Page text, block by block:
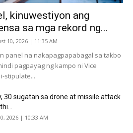
kinuwestiyon ang
sa mga rekord ng...
10, 2026 | 11:35 AM
panel na nakapagpapabagal sa takbo
pagpayag ng kampo ni Vice
stipulate...
30 sugatan sa drone at missile attack
2026 | 10:33 AM